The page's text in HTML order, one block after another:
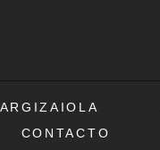
ARGIZAIOLA
CONTACTO